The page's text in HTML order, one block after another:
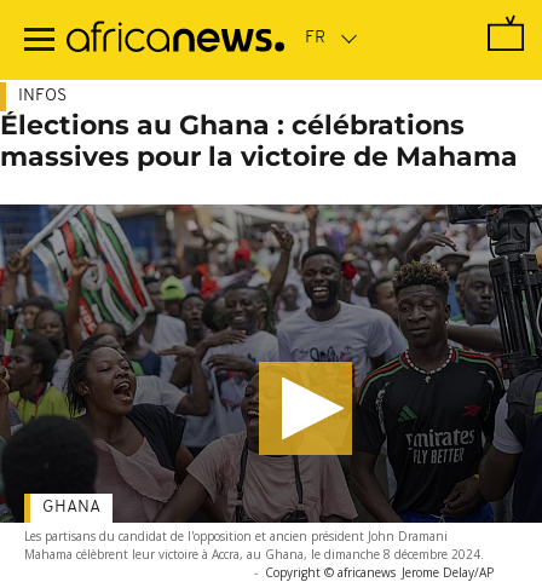
contenu
INFOS
Élections au Ghana : célébrations
massives pour la victoire de Mahama
Les partisans du candidat de l'opposition et ancien président John Dramani
Mahama célèbrent leur victoire à Accra, au Ghana, le dimanche 8 décembre 2024.
- Copyright © africanews Jerome Delay/AP
GHANA